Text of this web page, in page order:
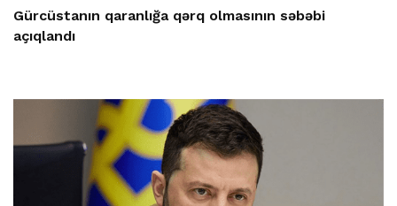
Gürcüstanın qaranlığa qərq olmasının səbəbi
açıqlandı